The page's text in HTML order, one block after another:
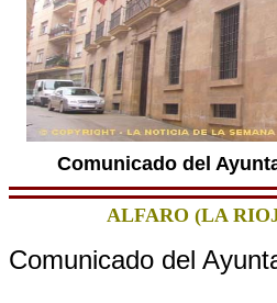
Comunicado del
ALFARO (LA
Comunicado del